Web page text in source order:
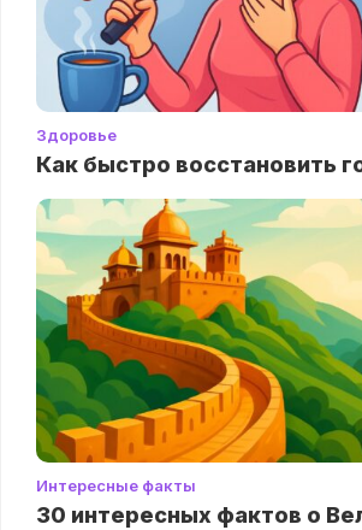
Здоровье
Как быстро восстановить
Интересные факты
30 интересных фактов о